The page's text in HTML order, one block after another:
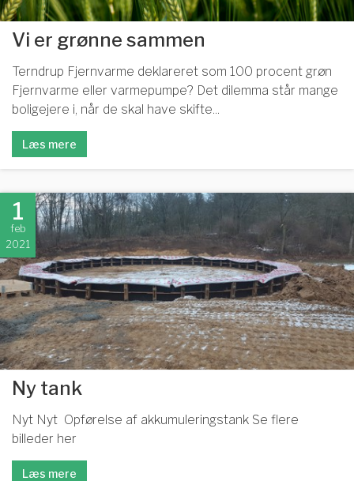
Vi er grønne sammen
Terndrup Fjernvarme deklareret som 100 procent grøn
Fjernvarme eller varmepumpe? Det dilemma står mange
boligejere i, når de skal have skifte...
Læs mere
1
feb
2021
Ny tank
Nyt Nyt Opførelse af akkumuleringstank Se flere
billeder her
Læs mere